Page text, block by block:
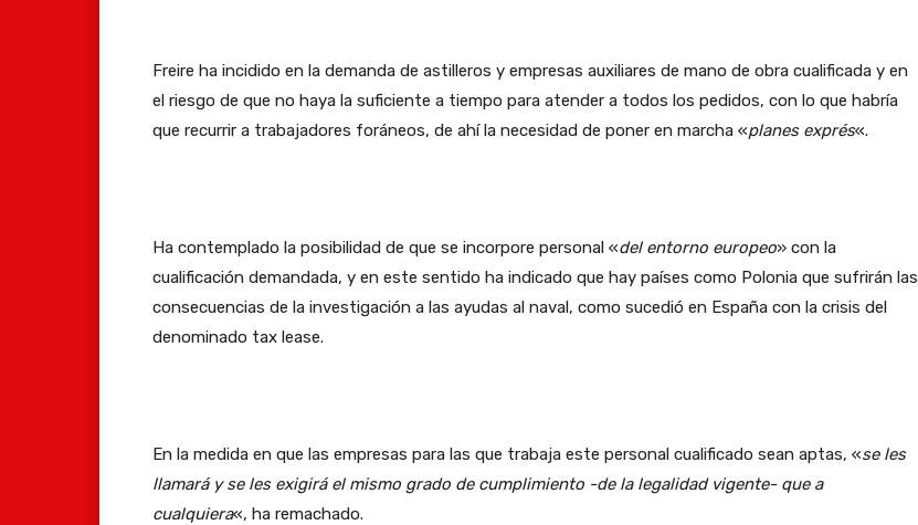
Freire ha incidido en la demanda de astilleros y empresas auxiliares de mano de obra cualificada y en
el riesgo de que no haya la suficiente a tiempo para atender a todos los pedidos, con lo que habría
que recurrir a trabajadores foráneos, de ahí la necesidad de poner en marcha «planes exprés«.
Ha contemplado la posibilidad de que se incorpore personal «del entorno europeo» con la
cualificación demandada, y en este sentido ha indicado que hay países como Polonia que sufrirán las
consecuencias de la investigación a las ayudas al naval, como sucedió en España con la crisis del
denominado tax lease.
En la medida en que las empresas para las que trabaja este personal cualificado sean aptas, «se les
llamará y se les exigirá el mismo grado de cumplimiento -de la legalidad vigente- que a
cualquiera«, ha remachado.